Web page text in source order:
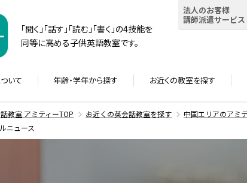
「聞く」「話す」「読む」「書く」の4技能を
同等に高める子供英語教室です。
法人のお客様
講師派遣サービス
ついて 年齢・学年から探す お近くの教室を探す
教室 アミティーTOP お近くの英会話教室を探す 中国エリアのアミ
ニュース